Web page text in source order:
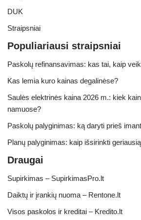
DUK
Straipsniai
Populiariausi straipsniai
Paskolų refinansavimas: kas tai, kaip
Kas lemia kuro kainas degalinėse?
Saulės elektrinės kaina 2026 m.: kiek
namuose?
Paskolų palyginimas: ką daryti prieš
Planų palyginimas: kaip išsirinkti
Draugai
Supirkimas – SupirkimasPro.lt
Daiktų ir įrankių nuoma – Rentone.lt
Visos paskolos ir kreditai – Kredito.lt